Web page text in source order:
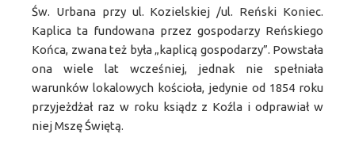
Św. Urbana przy ul. Kozielskiej /ul. Reński Koniec.
Kaplica ta fundowana przez gospodarzy Reńskiego
Końca, zwana też była „kaplicą gospodarzy”. Powstała
ona wiele lat wcześniej, jednak nie spełniała
warunków lokalowych kościoła, jedynie od 1854 roku
przyjeżdżał raz w roku ksiądz z Koźla i odprawiał w
niej Mszę Świętą.